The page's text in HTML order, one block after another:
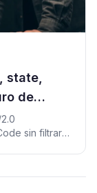
state,
de
sin filtrar